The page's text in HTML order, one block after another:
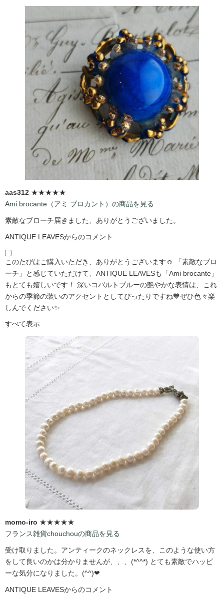
aas312 ★★★★★
Ami brocante（アミ ブロカント）の商品を見る
素敵なブローチ届きました、ありがとうございました。
ANTIQUE LEAVESからのコメント
このたびはご購入いただき、ありがとうございます☺️ 「素敵なブロ
ーチ」と感じていただけて、ANTIQUE LEAVESも「Ami brocante」
もとても嬉しいです！ 深いコバルトブルーの艶やかな表情は、これ
からの季節の装いのアクセントとしてぴったりですね💙ぜひ色々楽
しんでください✨
すべて表示
momo-iro ★★★★★
フランス雑貨chouchouの商品を見る
受け取りました。アンティークのネックレスを、このような使い方
をして良いのかは分かりませんが、、、(*^^*) とても素敵でハッピ
ーな気分になりました。(^^)❤
ANTIQUE LEAVESからのコメント